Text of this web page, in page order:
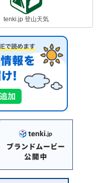
tenki.jp 登山天気